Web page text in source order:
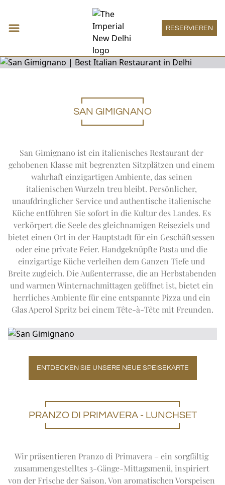
RESERVIEREN
HERITAGE ZIMMER
GRAND HERITAGE ZIMMER
HERITAGE SUITE
DECO SUITE
VICEROY SUITE
LUXUS SUITE
DIE IMPERIAL SUITE
BARRIEREFREIE ZIMMER
THE SPICE ROUTE
SAN GIMIGNANO
1911 RESTAURANT
THE ATRIUM
PATIALA PEG
THE HARDINGE BAR
1911 BAR
Meeting & Veranstaltungen
Expand
SOCIAL
ONE IMPERIAL PLACE
REGAL EXCLUSIVITY
DIE KAISERLICHEN SOMMERVERSAMMLUNGEN
Wellness
Expand
Wellness
THE IMPERIAL SPA
OFFERS
AYURVEDA
BEHANDLUNGSMENÜ
POOL
YOGA HEILIGTUM
FITNESS
IMPERIAL SALON
Imperial Boutique
Expand
IMPERIAL BOUTIQUE
Imperial Lounge
Expand Imperial
IMPERIAL LOUNGE
Erlebnisse
Expand Erlebnisse
KUNST
TAGESAUSFLUG ZUM TAJ MAHAL
STADTRUNDFAHRT
DIE IMPERIAL-FLOTTE
ABSEITS DER AUSGETRETENEN PFADE
KOMMENDE VERANSTALTUNGEN
Sonderangebote
Expand
WINTERANGEBOTE
ENDE FRJARUPTES
SAN GIMIGNANO
San Gimignano ist ein italienisches Restaurant der
gehobenen Klasse mit begrenzten Sitzplätzen und einem
wahrhaft einzigartigen Ambiente, das seinen
italienischen Wurzeln treu bleibt. Persönlicher,
unaufdringlicher Service und authentische italienische
Küche entführen Sie sofort in die Kultur des Landes. Es
verkörpert die Seele des gleichnamigen Reiseziels und
bietet einen Ort in der Hauptstadt für ein Geschäftsessen
oder eine private Feier. Handgeknüpfte Pasta und die
einzigartige Küche verleihen dem Ganzen Tiefe und
Breite zugleich. Die Außenterrasse, die an Herbstabenden
und warmen Winternachmittagen geöffnet ist, bietet ein
herrliches Ambiente für eine entspannte Pizza und ein
Glas Aperol Spritz bei einem Tête-à-Tête mit Freunden.
ENTDECKEN SIE UNSERE NEUE SPEISEKARTE
PRANZO DI PRIMAVERA - LUNCHSET
Wir präsentieren Pranzo di Primavera – ein sorgfältig
zusammengestelltes 3-Gänge-Mittagsmenü, inspiriert
von der Frische der Saison. Von aromatischen Vorspeisen